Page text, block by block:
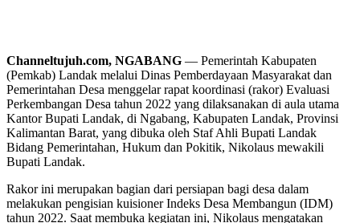
Channeltujuh.com, NGABANG — Pemerintah Kabupaten
(Pemkab) Landak melalui Dinas Pemberdayaan Masyarakat dan
Pemerintahan Desa menggelar rapat koordinasi (rakor) Evaluasi
Perkembangan Desa tahun 2022 yang dilaksanakan di aula utama
Kantor Bupati Landak, di Ngabang, Kabupaten Landak, Provinsi
Kalimantan Barat, yang dibuka oleh Staf Ahli Bupati Landak
Bidang Pemerintahan, Hukum dan Pokitik, Nikolaus mewakili
Bupati Landak.
Rakor ini merupakan bagian dari persiapan bagi desa dalam
melakukan pengisian kuisioner Indeks Desa Membangun (IDM)
tahun 2022. Saat membuka kegiatan ini, Nikolaus mengatakan